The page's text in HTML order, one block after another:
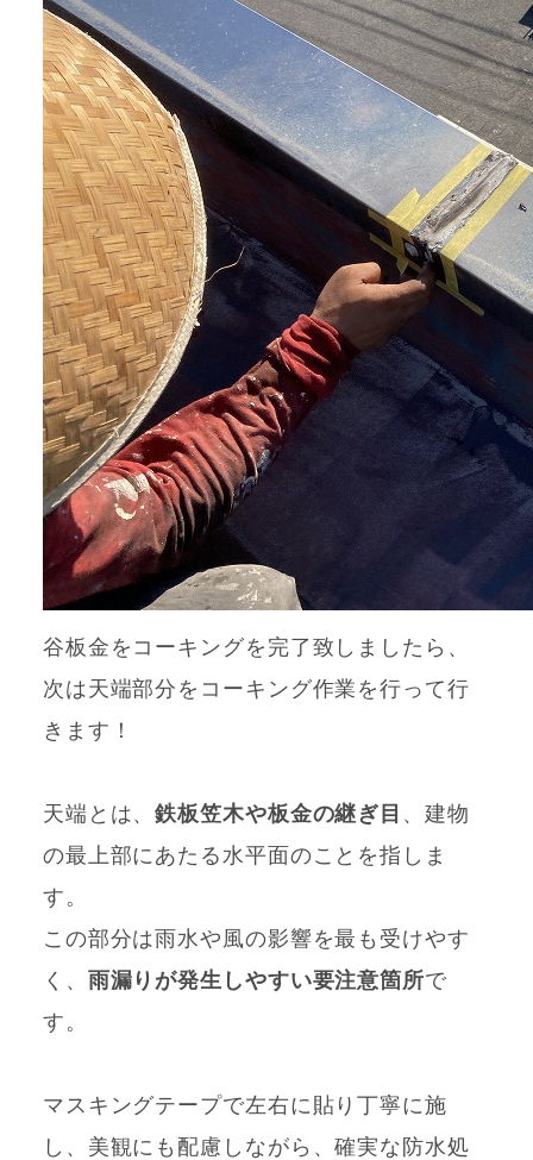
谷板金をコーキングを完了致しましたら、
次は天端部分をコーキング作業を行って行
きます！
天端とは、鉄板笠木や板金の継ぎ目 、建物
の最上部にあたる水平面のことを指しま
す。
この部分は雨水や風の影響を最も受けやす
く、 雨漏りが発生しやすい要注意箇所で
す。
マスキングテープで左右に貼り丁寧に施
し、美観にも配慮しながら、確実な防水処